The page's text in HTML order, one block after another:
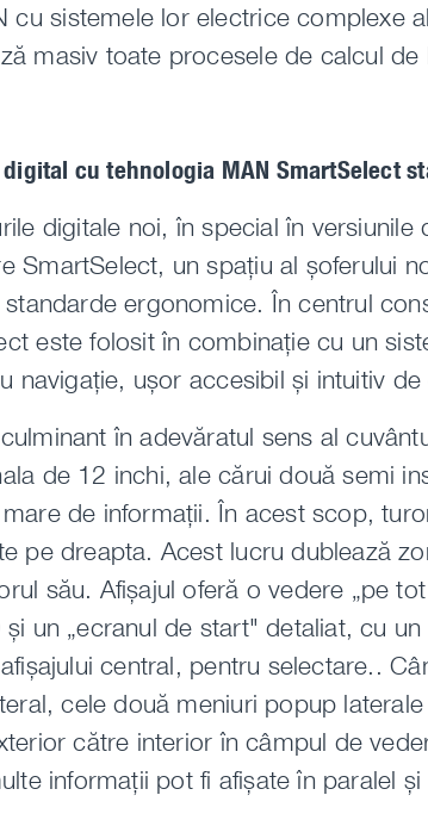
cu sistemele lor electrice complexe
masiv toate procesele de calcul
cu tehnologia MAN SmartSelect
digitale noi, în special în versiunile
SmartSelect, un spațiu al șoferului
standarde ergonomice. În centrul
este folosit în combinație cu un
navigație, ușor accesibil și intuitiv
în adevăratul sens al
de 12 inchi, ale cărui două semi
de informații. În acest scop,
pe dreapta. Acest lucru dublează
său. Afișajul oferă o vedere „pe
un „ecranul de start" detaliat, cu
central, pentru selectare..
cele două meniuri popup
către interior în câmpul de
informații pot fi afișate în paralel